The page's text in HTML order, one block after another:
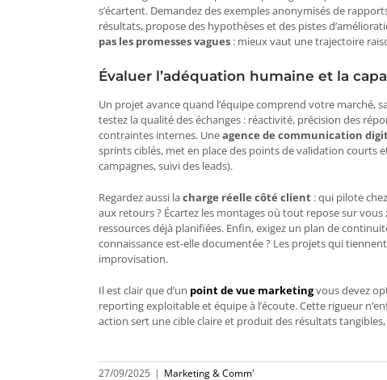
s’écartent. Demandez des exemples anonymisés de
résultats, propose des hypothèses et des pistes
pas les promesses vagues : mieux vaut une trajectoire
Évaluer l’adéquation humaine et la
Un projet avance quand l’équipe comprend votre marché,
testez la qualité des échanges : réactivité, précision des
contraintes internes. Uneagence de communication
sprints ciblés, met en place des points de validation courts
campagnes, suivi des leads).
Regardez aussi lacharge réelle côté client : qui pilote
aux retours ? Écartez les montages où tout repose sur vous
ressources déjà planifiées. Enfin, exigez un plan de
connaissance est-elle documentée ? Les projets qui
improvisation.
Il est clair que d’un point de vue marketingvous devez
reporting exploitable et équipe à l’écoute. Cette rigueur
action sert une cible claire et produit des résultats
27/09/2025 | Marketing & Comm'